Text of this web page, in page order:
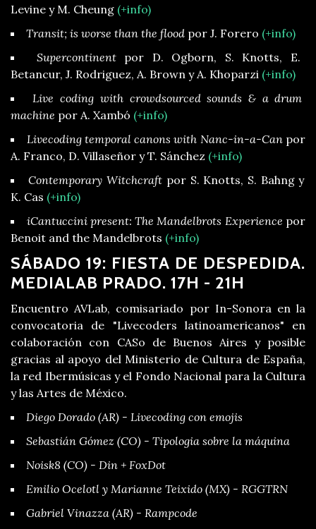
Levine y M. Cheung (+info)
Transit; is worse than the flood por J. Forero (+info)
Supercontinentpor D. Ogborn, S. Knotts, E.
Betancur, J. Rodriguez, A. Brown y A. Khoparzi (+info)
Live coding with crowdsourced sounds & a drum
machine por A. Xambó (+info)
Livecoding temporal canons with Nanc-in-a-Canpor
A. Franco, D. Villaseñor y T. Sánchez (+info)
Contemporary Witchcraft por S. Knotts, S. Bahng y
K. Cas (+info)
iCantuccini present: The Mandelbrots Experience por
Benoit and the Mandelbrots (+info)
SÁBADO 19: FIESTA DE DESPEDIDA.
MEDIALAB PRADO. 17H - 21H
Encuentro AVLab, comisariado por In-Sonora en la
convocatoria de "Livecoders latinoamericanos" en
colaboración con CASo de Buenos Aires y posible
gracias al apoyo del Ministerio de Cultura de España,
la red Ibermúsicas y el Fondo Nacional para la Cultura
y las Artes de México.
Diego Dorado (AR) - Livecoding con emojis
Sebastián Gómez (CO) - Tipologia sobre la máquina
Noisk8 (CO) - Din + FoxDot
Emilio Ocelotl y Marianne Teixido (MX) - RGGTRN
Gabriel Vinazza (AR) - Rampcode